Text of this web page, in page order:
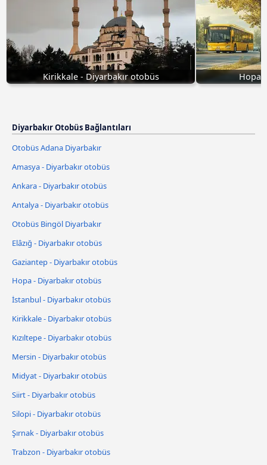
Kirikkale - Diyarbakır otobüs Hopa
Diyarbakır Otobüs Bağlantıları
Otobüs Adana Diyarbakır
Amasya - Diyarbakır otobüs
Ankara - Diyarbakır otobüs
Antalya - Diyarbakır otobüs
Otobüs Bingöl Diyarbakır
Elâzığ - Diyarbakır otobüs
Gaziantep - Diyarbakır otobüs
Hopa - Diyarbakır otobüs
İstanbul - Diyarbakır otobüs
Kirikkale - Diyarbakır otobüs
Kızıltepe - Diyarbakır otobüs
Mersin - Diyarbakır otobüs
Midyat - Diyarbakır otobüs
Siirt - Diyarbakır otobüs
Silopi - Diyarbakır otobüs
Şırnak - Diyarbakır otobüs
Trabzon - Diyarbakır otobüs